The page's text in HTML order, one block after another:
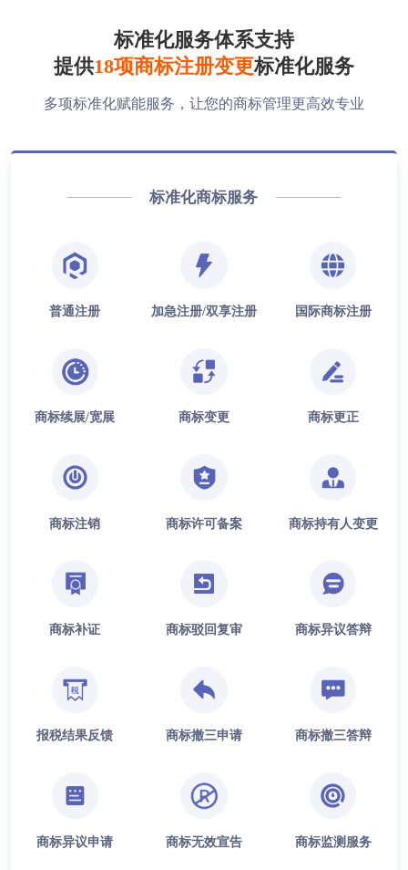
标准化服务体系支持
提供18项商标注册变更标准化服务
多项标准化赋能服务，让您的商标管理更高效专业
标准化商标服务
普通注册 加急注册/双享注册 国际商标注册
商标续展/宽展 商标变更 商标更正
商标注销 商标许可备案 商标持有人变更
商标补证 商标驳回复审 商标异议答辩
报税结果反馈 商标撤三申请 商标撤三答辩
商标异议申请 商标无效宣告 商标监测服务